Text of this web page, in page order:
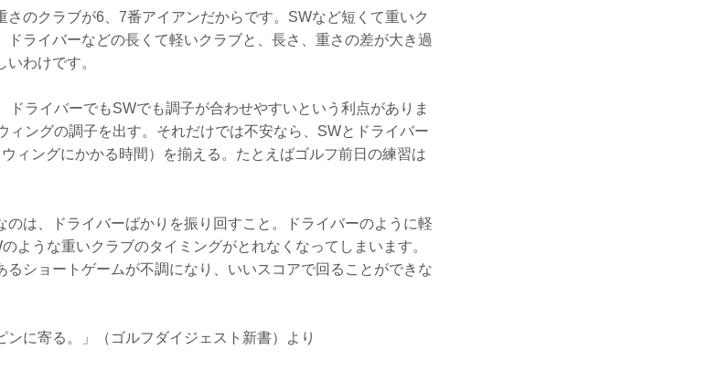
のクラブが6、7番アイアンだからです。SWなど短くて重いク
ドライバーなどの長くて軽いクラブと、長さ、重さの差が大き過
わけです。
ドライバーでもSWでも調子が合わせやすいという利点がありま
ィングの調子を出す。それだけでは不安なら、SWとドライバー
ィングにかかる時間）を揃える。たとえばゴルフ前日の練習は
のは、ドライバーばかりを振り回すこと。ドライバーのように軽
ような重いクラブのタイミングがとれなくなってしまいます。
るショートゲームが不調になり、いいスコアで回ることができな
ンに寄る。」（ゴルフダイジェスト新書）より